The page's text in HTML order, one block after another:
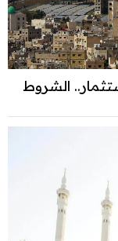
الشروط